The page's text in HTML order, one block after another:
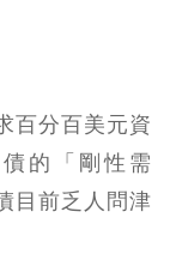
百分百美元資
的「剛性需
目前乏人問津